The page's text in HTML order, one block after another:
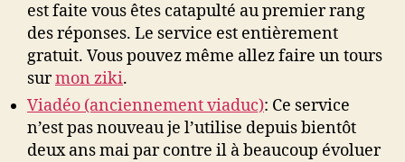
est faite vous êtes catapulté au premier rang
des réponses. Le service est entièrement
gratuit. Vous pouvez même allez faire un tours
surmon ziki.
Viadéo (anciennement viaduc): Ce service
n’est pas nouveau je l’utilise depuis bientôt
deux ans mai par contre il à beaucoup évoluer